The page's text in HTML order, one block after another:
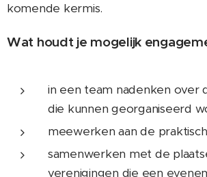
komende kermis.
Wat houdt je mogelijk
in een team nadenken over
die kunnen georganiseerd
meewerken aan de
samenwerken met de
verenigingen die een